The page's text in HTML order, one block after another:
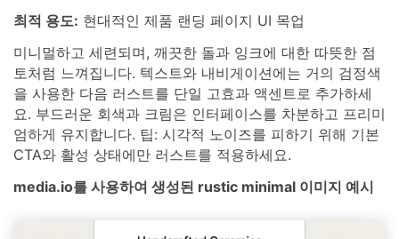
최적 용도: 현대적인 제품 랜딩 페이지 UI 목업
미니멀하고 세련되며, 깨끗한 돌과 잉크에 대한 따뜻한 점
토처럼 느껴집니다. 텍스트와 내비게이션에는 거의 검정색
을 사용한 다음 러스트를 단일 고효과 액센트로 추가하세
요. 부드러운 회색과 크림은 인터페이스를 차분하고 프리미
엄하게 유지합니다. 팁: 시각적 노이즈를 피하기 위해 기본
CTA와 활성 상태에만 러스트를 적용하세요.
media.io를 사용하여 생성된 rustic minimal 이미지 예시